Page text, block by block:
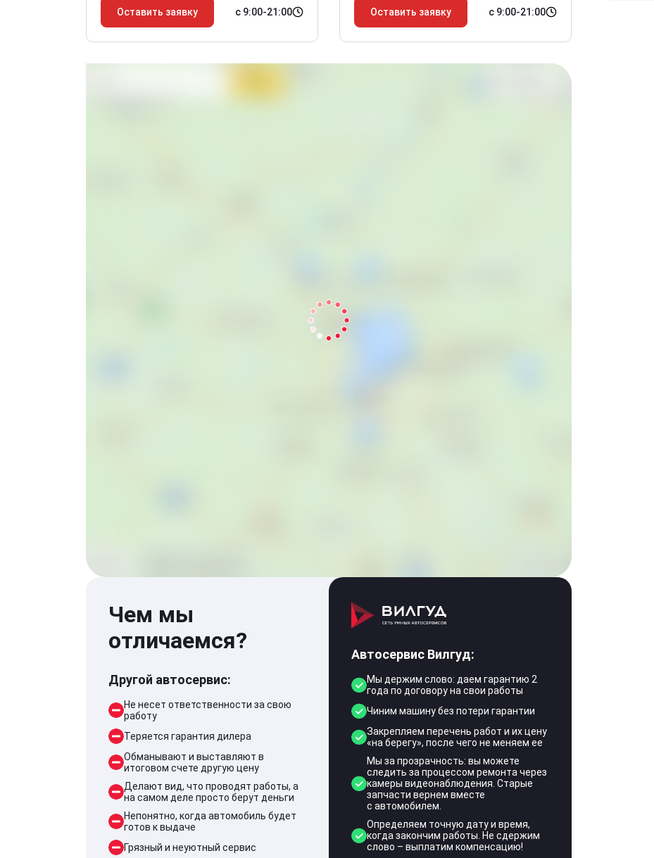
Оставить заявку с 9:00-21:00 Оставить заявку с 9:00-21:00
Чем мы
отличаемся?
Другой автосервис:
Не несет ответственности за свою
работу
Теряется гарантия дилера
Обманывают и выставляют в
итоговом счете другую цену
Делают вид, что проводят работы, а
на самом деле просто берут деньги
Непонятно, когда автомобиль будет
готов к выдаче
Грязный и неуютный сервис
Автосервис Вилгуд:
Мы держим слово: даем гарантию 2
года по договору на свои работы
Чиним машину без потери гарантии
Закрепляем перечень работ и их цену
«на берегу», после чего не меняем ее
Мы за прозрачность: вы можете
следить за процессом ремонта через
камеры видеонаблюдения. Старые
запчасти вернем вместе
с автомобилем.
Определяем точную дату и время,
когда закончим работы. Не сдержим
слово – выплатим компенсацию!